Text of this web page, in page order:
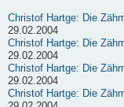
Christof Hartge: Die
29.02.2004
Christof Hartge: Die
29.02.2004
Christof Hartge: Die
29.02.2004
Christof Hartge: Die